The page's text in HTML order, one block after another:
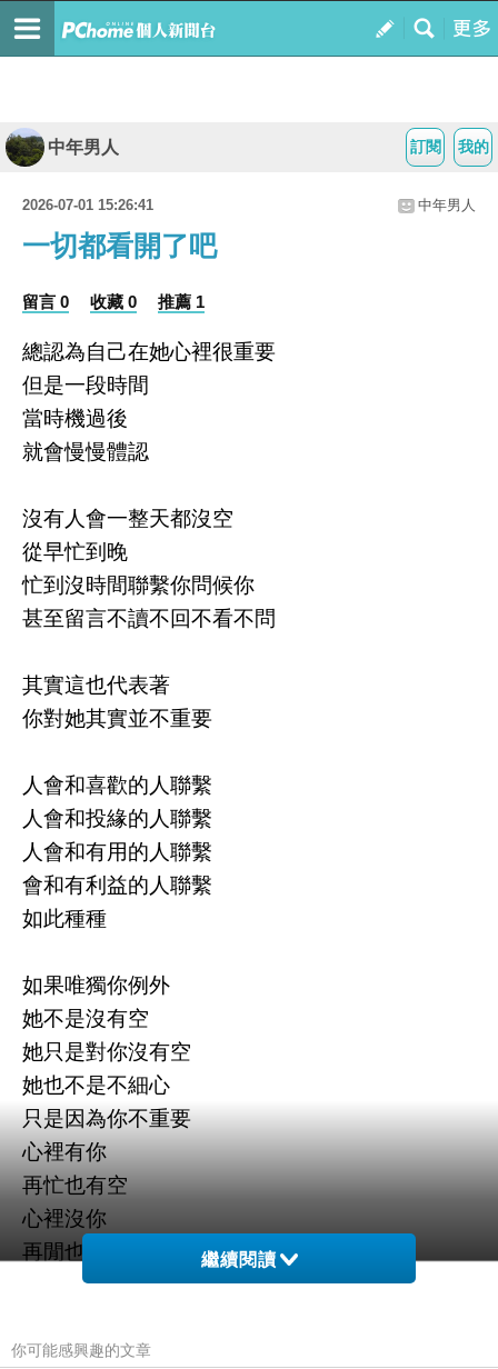
我的
訂閱
中年男人
2026-07-01 15:26:41 中年男人
一切都看開了吧
留言 0 收藏 0 推薦 1
總認為自己在她心裡很重要
但是一段時間
當時機過後
就會慢慢體認
沒有人會一整天都沒空
從早忙到晚
忙到沒時間聯繫你問候你
甚至留言不讀不回不看不問
其實這也代表著
你對她其實並不重要
人會和喜歡的人聯繫
人會和投緣的人聯繫
人會和有用的人聯繫
會和有利益的人聯繫
如此種種
如果唯獨你例外
她不是沒有空
她只是對你沒有空
她也不是不細心
只是因為你不重要
心裡有你
再忙也有空
心裡沒你
再閒也說忙
當初的邂逅
繼續閱讀
你可能感興趣的文章